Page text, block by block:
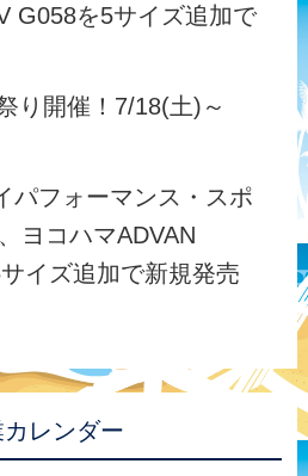
G058を5サイズ追加で
り開催！7/18(土)～
パフォーマンス・スポ
ヨコハマADVAN
イズ追加で新規発売
レンダー